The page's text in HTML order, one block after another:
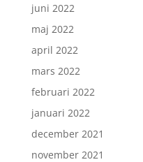
juni 2022
maj 2022
april 2022
mars 2022
februari 2022
januari 2022
december 2021
november 2021